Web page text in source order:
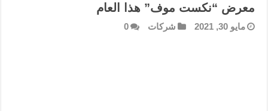
معرض “نكست موف” هذا العام
مايو 30, 2021 شركات 0